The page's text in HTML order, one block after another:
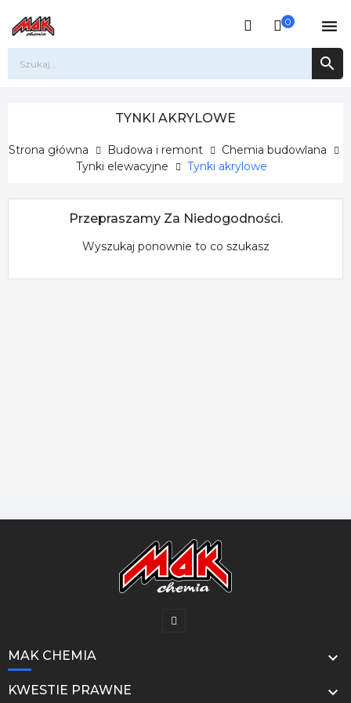
0 

TYNKI AKRYLOWE
Strona główna Budowa i remont
Chemia budowlana
Tynki elewacyjne
Tynki akrylowe
Przepraszamy Za Niedogodności.
Wyszukaj ponownie to co szukasz
MAK CHEMIA 
KWESTIE PRAWNE 